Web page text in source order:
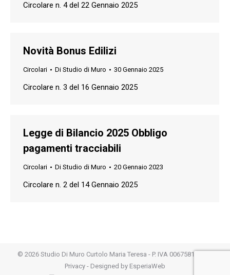
Circolare n. 4 del 22 Gennaio 2025
Novità Bonus Edilizi
Circolari Di Studio di Muro 30 Gennaio 2025
Circolare n. 3 del 16 Gennaio 2025
Legge di Bilancio 2025 Obbligo
pagamenti tracciabili
Circolari Di Studio di Muro 20 Gennaio 2023
Circolare n. 2 del 14 Gennaio 2025
© 2026 Studio Di Muro Curtolo Maria Teresa - P. IVA 00675810261 -
Privacy - Designed by EsperiaWeb